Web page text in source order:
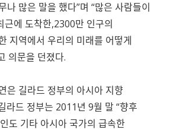
나 많은 말을 했다”며 “많은 사람들이
근에 도착한,2300만 인구의
지역에서 우리의 미래를 어떻게
의문을 던졌다.
은 길라드 정부의 아시아 지향
라드 정부는 2011년 9월 말 “향후
도 기타 아시아 국가의 급속한